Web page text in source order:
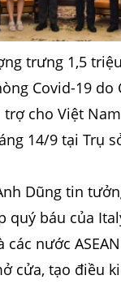
trưng 1,5
Covid-19 do
trợ cho Việt
14/9 tại Trụ
Dũng tin
quý báu của
các nước
cửa, tạo điều